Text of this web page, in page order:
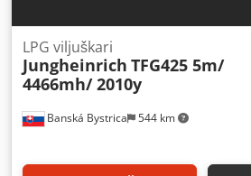
Banská Bystrica 544 km
LPG viljuškari
Jungheinrich TFG425 5m/
4466mh/ 2010y